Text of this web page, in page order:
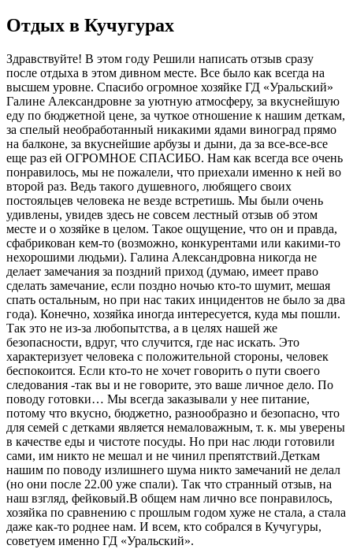
Отдых в Кучугурах
Здравствуйте! В этом году Решили написать отзыв сразу
после отдыха в этом дивном месте. Все было как всегда на
высшем уровне. Спасибо огромное хозяйке ГД «Уральский»
Галине Александровне за уютную атмосферу, за вкуснейшую
еду по бюджетной цене, за чуткое отношение к нашим деткам,
за спелый необработанный никакими ядами виноград прямо
на балконе, за вкуснейшие арбузы и дыни, да за все-все-все
еще раз ей ОГРОМНОЕ СПАСИБО. Нам как всегда все очень
понравилось, мы не пожалели, что приехали именно к ней во
второй раз. Ведь такого душевного, любящего своих
постояльцев человека не везде встретишь. Мы были очень
удивлены, увидев здесь не совсем лестный отзыв об этом
месте и о хозяйке в целом. Такое ощущение, что он и правда,
сфабрикован кем-то (возможно, конкурентами или какими-то
нехорошими людьми). Галина Александровна никогда не
делает замечания за поздний приход (думаю, имеет право
сделать замечание, если поздно ночью кто-то шумит, мешая
спать остальным, но при нас таких инцидентов не было за два
года). Конечно, хозяйка иногда интересуется, куда мы пошли.
Так это не из-за любопытства, а в целях нашей же
безопасности, вдруг, что случится, где нас искать. Это
характеризует человека с положительной стороны, человек
беспокоится. Если кто-то не хочет говорить о пути своего
следования -так вы и не говорите, это ваше личное дело. По
поводу готовки… Мы всегда заказывали у нее питание,
потому что вкусно, бюджетно, разнообразно и безопасно, что
для семей с детками является немаловажным, т. к. мы уверены
в качестве еды и чистоте посуды. Но при нас люди готовили
сами, им никто не мешал и не чинил препятствий.Деткам
нашим по поводу излишнего шума никто замечаний не делал
(но они после 22.00 уже спали). Так что странный отзыв, на
наш взгляд, фейковый.В общем нам лично все понравилось,
хозяйка по сравнению с прошлым годом хуже не стала, а стала
даже как-то роднее нам. И всем, кто собрался в Кучугуры,
советуем именно ГД «Уральский».